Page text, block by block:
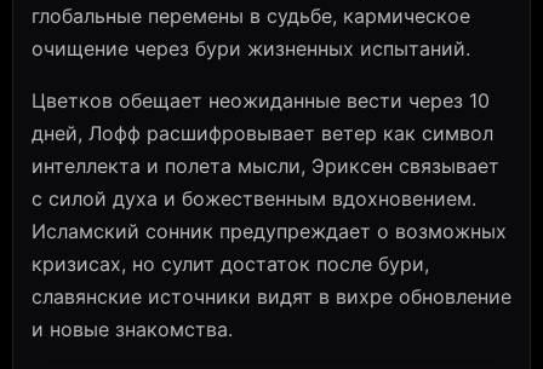
глобальные перемены в судьбе, кармическое
очищение через бури жизненных испытаний.
Цветков обещает неожиданные вести через 10
дней, Лофф расшифровывает ветер как символ
интеллекта и полета мысли, Эриксен связывает
с силой духа и божественным вдохновением.
Исламский сонник предупреждает о возможных
кризисах, но сулит достаток после бури,
славянские источники видят в вихре обновление
и новые знакомства.